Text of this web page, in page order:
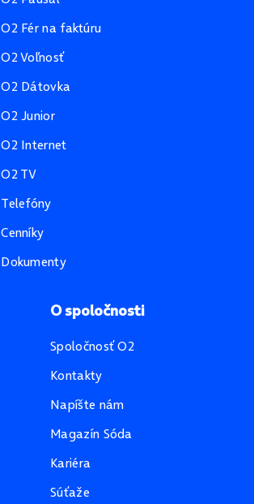
O2 Fér na faktúru
O2 Voľnosť
O2 Dátovka
O2 Junior
O2 Internet
O2 TV
Telefóny
Cenníky
Dokumenty
O spoločnosti
Spoločnosť O2
Kontakty
Napíšte nám
Magazín Sóda
Kariéra
Súťaže